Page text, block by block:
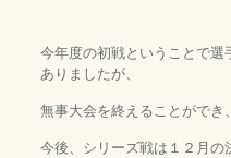
今年度の初戦ということで選
ありましたが、
無事大会を終えることができ
今後、シリーズ戦は１２月の